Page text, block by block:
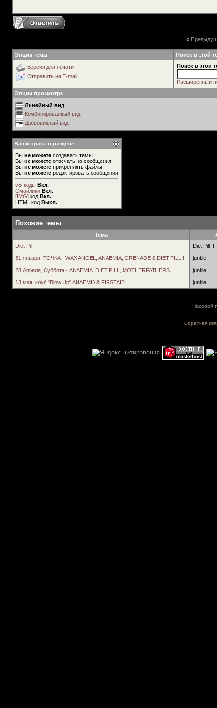
«
Опции темы Поиск в этой
Версия для печати
Отправить на E-mail
Поиск в этой
Расширенный
Опции просмотра
Линейный вид
Комбинированный вид
Древовидный вид
Ваши права в разделе
Вы не можете создавать темы
Вы не можете отвечать на сообщения
Вы не можете прикреплять файлы
Вы не можете редактировать сообщения
vB-коды Вкл.
Смайлики Вкл.
[IMG] код Вкл.
HTML код Выкл.
Похожие темы
Тема
Diet Pill
Diet Pill-T
31 января, ТОЧКА - WAX ANGEL, ANAEMIA, GRENADE & DIET PILL!!! junkie
28 Апреля, Суббота - ANAEMIA, DIET PILL, MOTHERFATHERS. junkie
13 мая, клуб "Blow Up" ANAEMIA & FIRSTAID junkie
Часовой
Обратная